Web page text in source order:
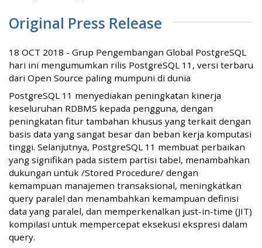
Original Press Release
18 OCT 2018 - Grup Pengembangan Global PostgreSQL
hari ini mengumumkan rilis PostgreSQL 11, versi terbaru
dari Open Source paling mumpuni di dunia
PostgreSQL 11 menyediakan peningkatan kinerja
keseluruhan RDBMS kepada pengguna, dengan
peningkatan fitur tambahan khusus yang terkait dengan
basis data yang sangat besar dan beban kerja komputasi
tinggi. Selanjutnya, PostgreSQL 11 membuat perbaikan
yang signifikan pada sistem partisi tabel, menambahkan
dukungan untuk /Stored Procedure/ dengan
kemampuan manajemen transaksional, meningkatkan
query paralel dan menambahkan kemampuan definisi
data yang paralel, dan memperkenalkan just-in-time (JIT)
kompilasi untuk mempercepat eksekusi ekspresi dalam
query.